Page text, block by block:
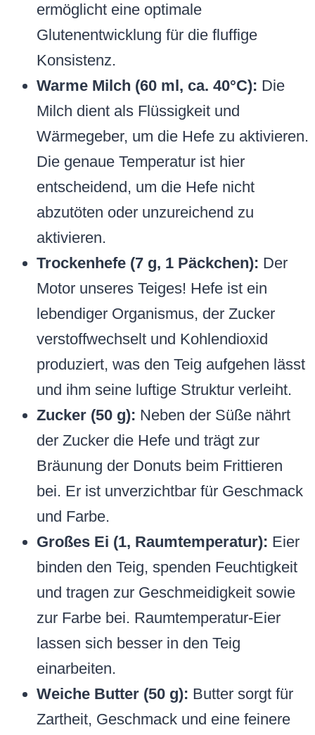
ermöglicht eine optimale
Glutenentwicklung für die fluffige
Konsistenz.
Warme Milch (60 ml, ca. 40°C): Die
Milch dient als Flüssigkeit und
Wärmegeber, um die Hefe zu aktivieren.
Die genaue Temperatur ist hier
entscheidend, um die Hefe nicht
abzutöten oder unzureichend zu
aktivieren.
Trockenhefe (7 g, 1 Päckchen): Der
Motor unseres Teiges! Hefe ist ein
lebendiger Organismus, der Zucker
verstoffwechselt und Kohlendioxid
produziert, was den Teig aufgehen lässt
und ihm seine luftige Struktur verleiht.
Zucker (50 g): Neben der Süße nährt
der Zucker die Hefe und trägt zur
Bräunung der Donuts beim Frittieren
bei. Er ist unverzichtbar für Geschmack
und Farbe.
Großes Ei (1, Raumtemperatur): Eier
binden den Teig, spenden Feuchtigkeit
und tragen zur Geschmeidigkeit sowie
zur Farbe bei. Raumtemperatur-Eier
lassen sich besser in den Teig
einarbeiten.
Weiche Butter (50 g): Butter sorgt für
Zartheit, Geschmack und eine feinere